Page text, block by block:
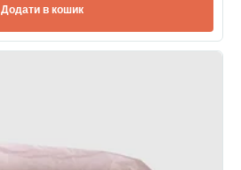
Додати в кошик